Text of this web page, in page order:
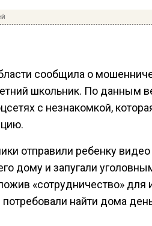
сообщила о
школьник. По данным
с незнакомкой,
отправили ребенку
дому и запугали
«сотрудничество» для
найти дома